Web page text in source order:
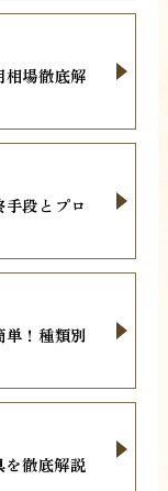
相場徹底解
段とプロ
！種類別
徹底解説